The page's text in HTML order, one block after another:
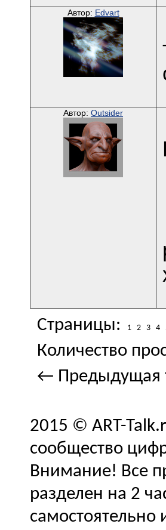
Автор: Edvart
Автор: Outsider
Страницы: 1 2 3 4
Количество
← Предыдущая
2015 © ART-
сообщество
Внимание! Все
разделен на 2
самостоятельно